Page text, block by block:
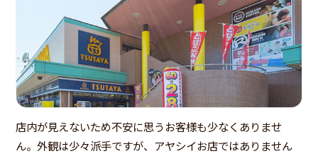
店内が見えないため不安に思うお客様も少なくありませ
ん。外観は少々派手ですが、アヤシイお店ではありません